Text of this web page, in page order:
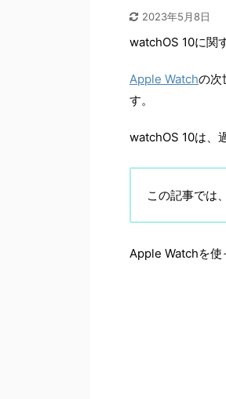
2023年5月8日
watchOS 10に関
Apple Watchの次
す。
watchOS 10は、
この記事では、
Apple Watchを使